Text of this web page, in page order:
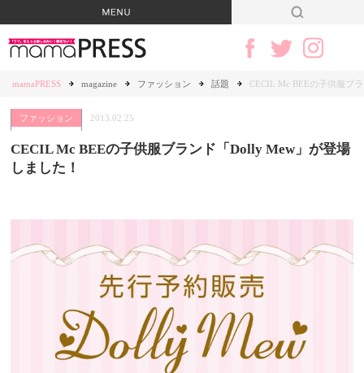
mamaPRESS magazine ファッション 話題 CECIL Mc BEEの子供服ブ
ファッション 2013.02.25
CECIL Mc BEEの子供服ブランド「Dolly Mew」が登場
しました！